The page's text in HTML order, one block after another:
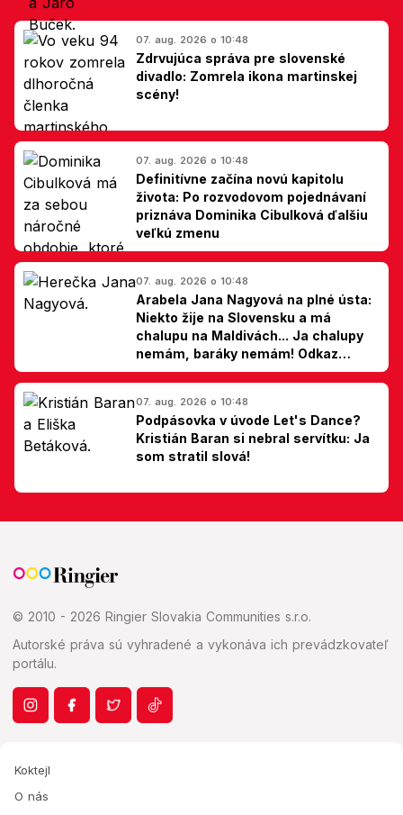
07. aug. 2026 o 10:48
Zdrvujúca správa pre slovenské
divadlo: Zomrela ikona martinskej
scény!
07. aug. 2026 o 10:48
Definitívne začína novú kapitolu
života: Po rozvodovom pojednávaní
priznáva Dominika Cibulková ďalšiu
veľkú zmenu
07. aug. 2026 o 10:48
Arabela Jana Nagyová na plné ústa:
Niekto žije na Slovensku a má
chalupu na Maldivách... Ja chalupy
nemám, baráky nemám! Odkaz
Slovákom
07. aug. 2026 o 10:48
Podpásovka v úvode Let's Dance?
Kristián Baran si nebral servítku: Ja
som stratil slová!
© 2010 - 2026 Ringier Slovakia Communities s.r.o.
Autorské práva sú vyhradené a vykonáva ich prevádzkovateľ
portálu.
Koktejl
O nás